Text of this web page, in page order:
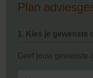
Plan
1. Kies je gewenste
Geef jouw gewenste